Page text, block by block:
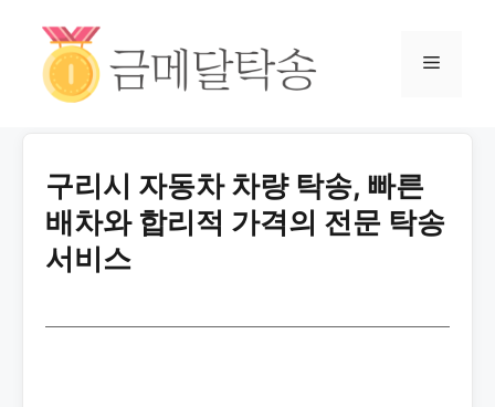
구리시 자동차 차량 탁송, 빠른
배차와 합리적 가격의 전문 탁송
서비스